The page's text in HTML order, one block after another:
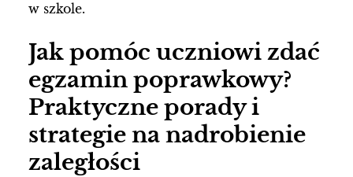
w szkole.
Jak pomóc uczniowi zdać
egzamin poprawkowy?
Praktyczne porady i
strategie na nadrobienie
zaległości